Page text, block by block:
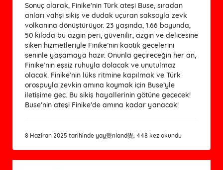
Sonuç olarak, Finike’nin Türk ateşi Buse, sıradan
anları vahşi sikiş ve dudak uçuran saksoyla zevk
volkanına dönüştürüyor. 23 yaşında, 1.66 boyunda,
50 kiloda bu azgın peri, güvenilir, azgın ve delicesine
siken hizmetleriyle Finike’nin kaotik gecelerini
seninle yaşamaya hazır. Onunla geçireceğin her an,
Finike’nin eşsiz ruhuyla dolacak ve unutulmaz
olacak. Finike’nin lüks ritmine kapılmak ve Türk
orospuyla zevkin amına koymak için Buse’yle
iletişime geç. Bu sikiş hayallerinin götüne geçecek!
Buse’nin ateşi Finike’de amına kadar yanacak!
8 Haziran 2025 tarihinde yay覺nland覺, 448 kez okundu